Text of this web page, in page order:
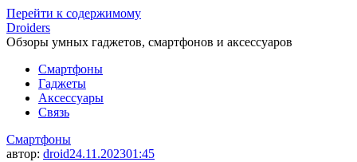
Перейти к содержимому
Droiders
Обзоры умных гаджетов, смартфонов и аксессуаров
Смартфоны
Гаджеты
Аксессуары
Связь
Смартфоны
автор: droid24.11.202301:45